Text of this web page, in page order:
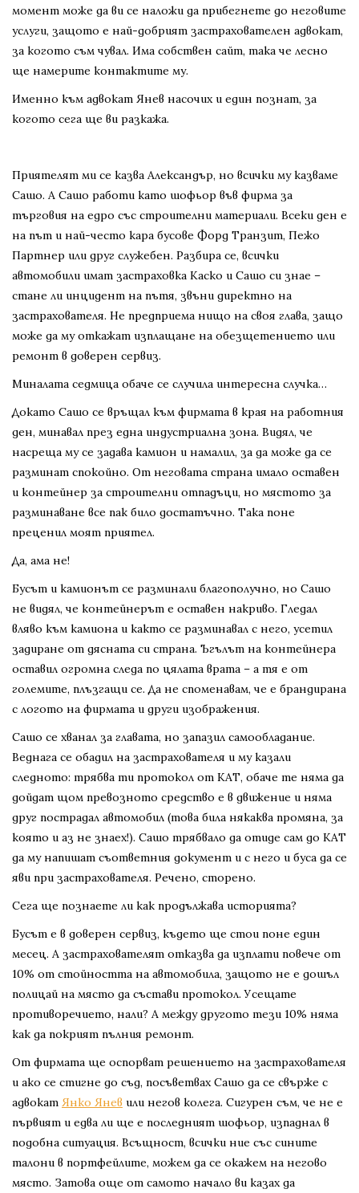
момент може да ви се наложи да прибегнете до неговите
услуги, защото е най-добрият застрахователен адвокат,
за когото съм чувал. Има собствен сайт, така че лесно
ще намерите контактите му.
Именно към адвокат Янев насочих и един познат, за
когото сега ще ви разкажа.
Приятелят ми се казва Александър, но всички му казваме
Сашо. А Сашо работи като шофьор във фирма за
търговия на едро със строителни материали. Всеки ден е
на път и най-често кара бусове Форд Транзит, Пежо
Партнер или друг служебен. Разбира се, всички
автомобили имат застраховка Каско и Сашо си знае –
стане ли инцидент на пътя, звъни директно на
застрахователя. Не предприема нищо на своя глава, защо
може да му откажат изплащане на обезщетението или
ремонт в доверен сервиз.
Миналата седмица обаче се случила интересна случка…
Докато Сашо се връщал към фирмата в края на работния
ден, минавал през една индустриална зона. Видял, че
насреща му се задава камион и намалил, за да може да се
разминат спокойно. От неговата страна имало оставен
и контейнер за строителни отпадъци, но мястото за
разминаване все пак било достатъчно. Така поне
преценил моят приятел.
Да, ама не!
Бусът и камионът се разминали благополучно, но Сашо
не видял, че контейнерът е оставен накриво. Гледал
вляво към камиона и както се разминавал с него, усетил
задиране от дясната си страна. Ъгълът на контейнера
оставил огромна следа по цялата врата – а тя е от
големите, плъзгащи се. Да не споменавам, че е брандирана
с логото на фирмата и други изображения.
Сашо се хванал за главата, но запазил самообладание.
Веднага се обадил на застрахователя и му казали
следното: трябва ти протокол от КАТ, обаче те няма да
дойдат щом превозното средство е в движение и няма
друг пострадал автомобил (това била някаква промяна, за
която и аз не знаех!). Сашо трябвало да отиде сам до КАТ
да му напишат съответния документ и с него и буса да се
яви при застрахователя. Речено, сторено.
Сега ще познаете ли как продължава историята?
Бусът е в доверен сервиз, където ще стои поне един
месец. А застрахователят отказва да изплати повече от
10% от стойността на автомобила, защото не е дошъл
полицай на място да състави протокол. Усещате
противоречието, нали? А между другото тези 10% няма
как да покрият пълния ремонт.
От фирмата ще оспорват решението на застрахователя
и ако се стигне до съд, посъветвах Сашо да се свърже с
адвокат Янко Янев или негов колега. Сигурен съм, че не е
първият и едва ли ще е последният шофьор, изпаднал в
подобна ситуация. Всъщност, всички ние със сините
талони в портфейлите, можем да се окажем на негово
място. Затова още от самото начало ви казах да